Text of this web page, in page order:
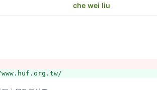
che wei liu
www.huf.org.tw/